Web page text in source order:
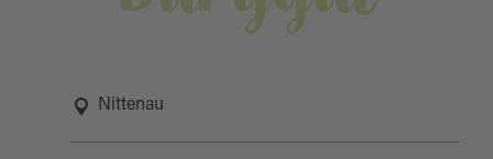
Nittenau